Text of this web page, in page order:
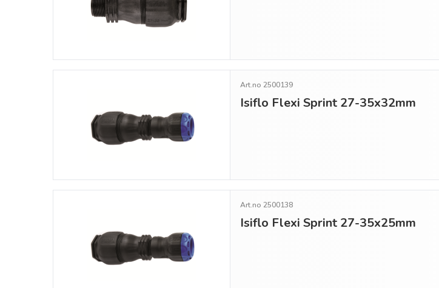
Art.no 2500139
Isiflo Flexi Sprint 27-35x32mm
Art.no 2500138
Isiflo Flexi Sprint 27-35x25mm